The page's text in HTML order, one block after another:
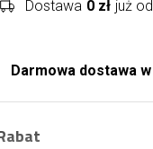
Dostawa 0 zł już
Darmowa dostawa